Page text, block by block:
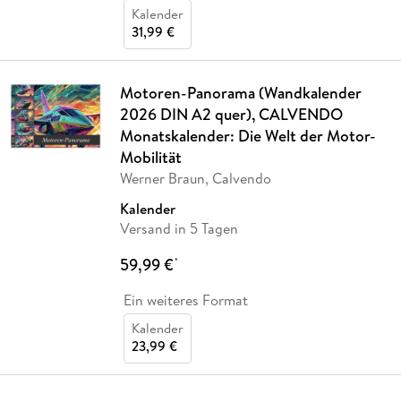
Kalender
31,99 €
Motoren-Panorama (Wandkalender
2026 DIN A2 quer), CALVENDO
Monatskalender: Die Welt der Motor-
Mobilität
Werner Braun, Calvendo
Kalender
Versand in 5 Tagen
59,99 €*
Ein weiteres Format
Kalender
23,99 €